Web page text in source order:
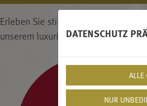
Erleben Sie stilvolles Design,
unserem luxuriösen Boutique Hotel
DATENSCHUTZ
ALLE
NUR